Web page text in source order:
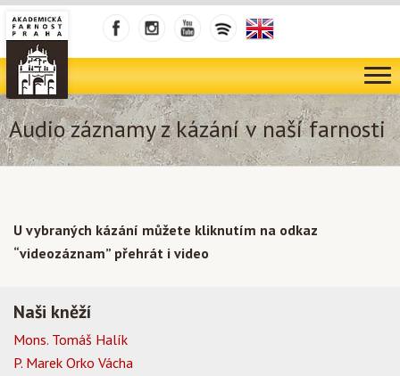
Audio záznamy z kázání v naší farnosti
U vybraných kázání můžete kliknutím na odkaz
“videozáznam” přehrát i video
Naši kněží
Mons. Tomáš Halík
P. Marek Orko Vácha